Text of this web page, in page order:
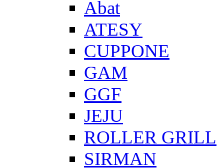
Abat
ATESY
CUPPONE
GAM
GGF
JEJU
ROLLER GRILL
SIRMAN